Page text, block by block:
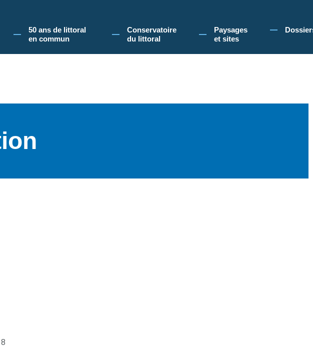
votre navigation sur le site du Conservatoire du littoral, vous acceptez l'utilisation de cookies pour vous
50 ans de littoral
en commun​
Conservatoire
du littoral
Paysages
et sites